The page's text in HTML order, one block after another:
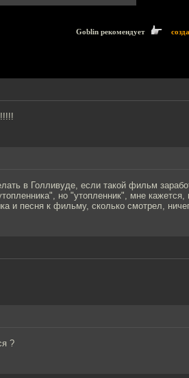
Goblin рекомендует
в Голливуде, если такой фильм
но "утопленник", мне кажется,
и песня к фильму, сколько смотрел,
?